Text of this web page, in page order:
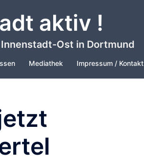
aktiv !
Ost in Dortmund
Mediathek Impressum / Kontakt